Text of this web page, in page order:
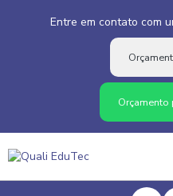
Entre em contato com